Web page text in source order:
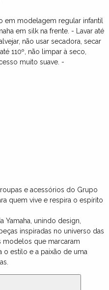
em modelagem regular infantil
em silk na frente. - Lavar até
não usar secadora, secar
110º, não limpar à seco,
muito suave. -
e acessórios do Grupo
quem vive e respira o espírito
Yamaha, unindo design,
inspiradas no universo das
modelos que marcaram
o estilo e a paixão de uma